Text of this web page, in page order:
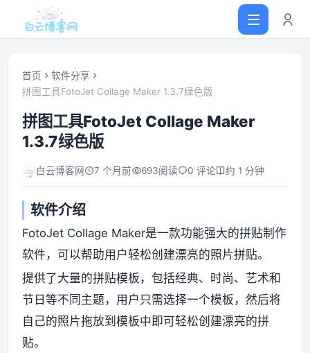
首页
网站源码
软件仓库
主题插件
值得一看
资源资讯
首页
软件分享
拼图工具FotoJet Collage Maker 1.3.7绿色版
拼图工具FotoJet Collage Maker
1.3.7绿色版
白云博客网 7 个月前 693阅读 0 评论 约 1 分钟
软件介绍
FotoJet Collage Maker是一款功能强大的拼贴制作
软件，可以帮助用户轻松创建漂亮的照片拼贴。
提供了大量的拼贴模板，包括经典、时尚、艺术和
节日等不同主题，用户只需选择一个模板，然后将
自己的照片拖放到模板中即可轻松创建漂亮的拼
贴。